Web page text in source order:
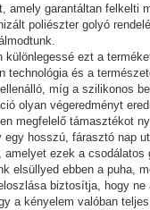
amely garantáltan felkelti
poliészter golyó
különlegessé ezt a
technológia és a
míg a szilikonos
olyan végeredményt
megfelelő támasztékot
egy hosszú, fárasztó nap
amelyet ezek a
elsüllyed ebben a puha,
biztosítja, hogy
a kényelem valóban